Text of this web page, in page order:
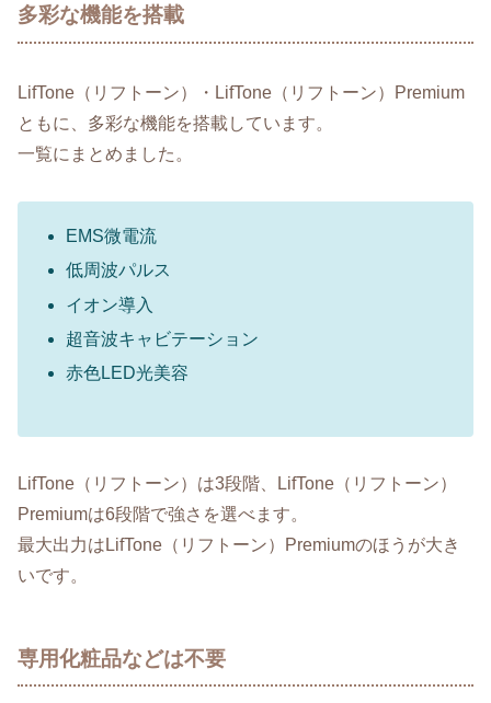
多彩な機能を搭載
LifTone（リフトーン）・LifTone（リフトーン）Premium
ともに、多彩な機能を搭載しています。
一覧にまとめました。
EMS微電流
低周波パルス
イオン導入
超音波キャビテーション
赤色LED光美容
LifTone（リフトーン）は3段階、LifTone（リフトーン）
Premiumは6段階で強さを選べます。
最大出力はLifTone（リフトーン）Premiumのほうが大き
いです。
専用化粧品などは不要